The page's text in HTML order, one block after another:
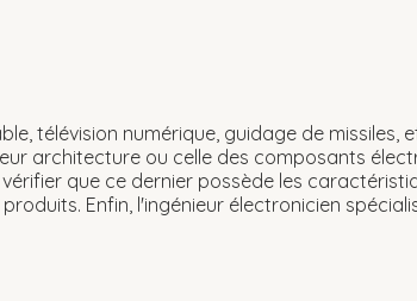
télévision numérique, guidage de missiles,
architecture ou celle des composants
que ce dernier possède les
Enfin, l'ingénieur électronicien